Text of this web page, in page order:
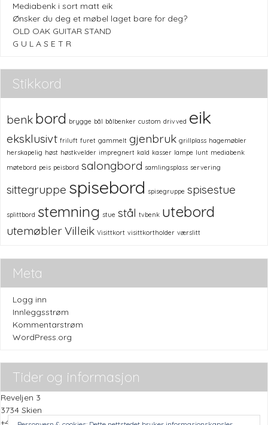
Mediabenk i sort matt eik
Ønsker du deg et møbel laget bare for deg?
OLD OAK GUITAR STAND
G U L A S E T R
Stikkord
benk bord brygge bål bålbenker custom drivved eik
eksklusivt friluft furet gammelt gjenbruk grillplass hagemøbler
herskapelig høst høstkvelder impregnert kald kasser lampe lunt mediabenk
møtebord peis peisbord salongbord samlingsplass servering
sittegruppe spisebord spisegruppe spisestue
splittbord stemning stue stål tvbenk utebord
utemøblerVilleik Visittkort visittkortholder værslitt
Meta
Logg inn
Innleggsstrøm
Kommentarstrøm
WordPress.org
Tider og informasjon
Reveljen 3
3734 Skien
+47 45505059